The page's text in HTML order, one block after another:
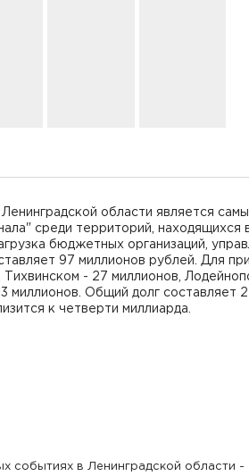
области является
среди территорий, находящихся
бюджетных организаций,
97 миллионов рублей. Для
- 27 миллионов,
миллионов. Общий долг составляет
к четверти миллиарда.
событиях в Ленинградской области -